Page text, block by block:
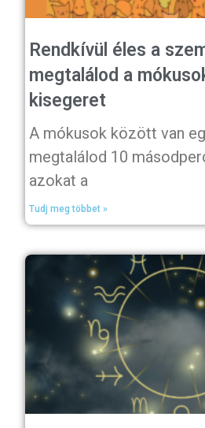
Rendkívül éles a
megtalálod a
kisegeret
A mókusok között van
megtalálod 10
azokat a
Tudj meg többet »